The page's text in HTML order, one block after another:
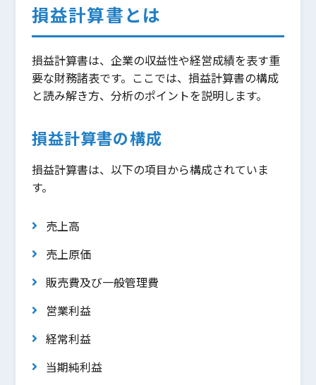
損益計算書とは
損益計算書は、企業の収益性や経営成績を表す重
要な財務諸表です。ここでは、損益計算書の構成
と読み解き方、分析のポイントを説明します。
損益計算書の構成
損益計算書は、以下の項目から構成されていま
す。
売上高
売上原価
販売費及び一般管理費
営業利益
経常利益
当期純利益